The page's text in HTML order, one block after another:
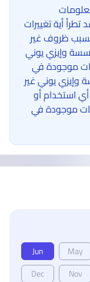
أية تغييرات
ظروف غير
وإيزي يوني
موجودة في
يوني غير
استخدام أو
موجودة في
May
Jun
Nov
Dec